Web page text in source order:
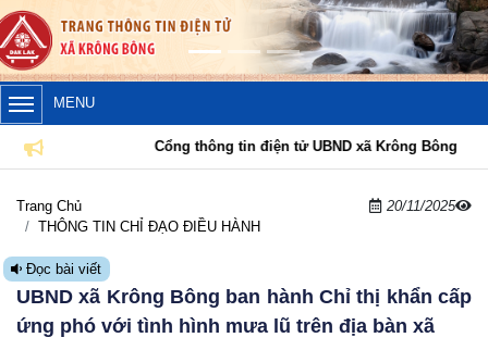
MENU
Cổng thông tin điện tử UBND xã Krông Bông
Trang Chủ
THÔNG TIN CHỈ ĐẠO ĐIỀU HÀNH
20/11/2025
Đọc bài viết
UBND xã Krông Bông ban hành Chỉ thị khẩn cấp
ứng phó với tình hình mưa lũ trên địa bàn xã